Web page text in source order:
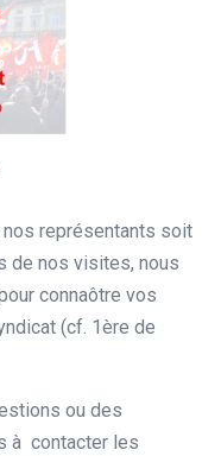
nos représentants soit
de nos visites, nous
connaôtre vos
(cf. 1ère de
ou des
à contacter les